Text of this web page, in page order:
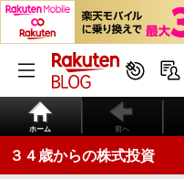
ホーム 前へ
３４歳からの株式投資